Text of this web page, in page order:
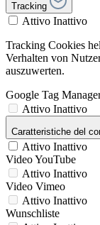
Tracking
Attivo Inattivo
Tracking Cookies
Verhalten von
auszuwerten.
Google Tag
Attivo Inattivo
Caratteristiche del
Attivo Inattivo
Video YouTube
Attivo Inattivo
Video Vimeo
Attivo Inattivo
Wunschliste